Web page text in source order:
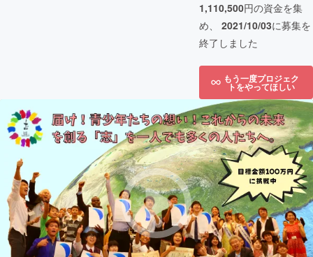
1,110,500円の資金を集
め、 2021/10/03に募集を
終了しました
もう一度プロジェク
トをやってほしい